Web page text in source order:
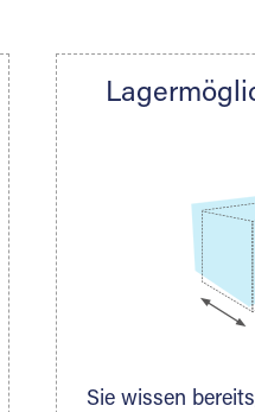
Ihre Nachricht.
Sie wissen